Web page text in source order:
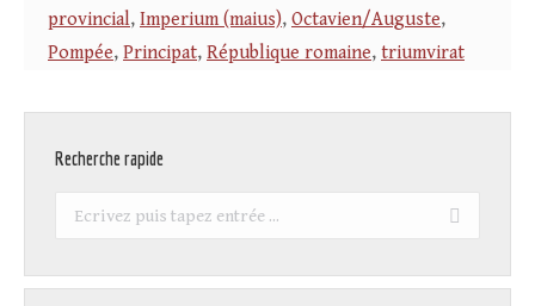
provincial, Imperium (maius), Octavien/Auguste,
Pompée, Principat, République romaine, triumvirat
Recherche rapide
Recherche